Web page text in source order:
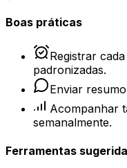
Boas práticas
Registrar
padronizadas.
Enviar
Acompanhar
semanalmente.
Ferramentas